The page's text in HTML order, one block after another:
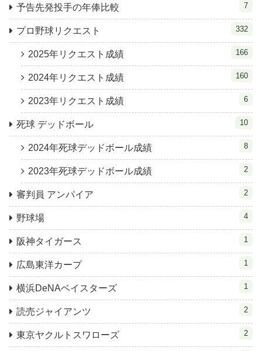
予告先発投手の年俸比較 7
プロ野球リクエスト 332
2025年リクエスト成績 166
2024年リクエスト成績 160
2023年リクエスト成績 6
死球 デッドボール 10
2024年死球デッドボール成績 8
2023年死球デッドボール成績 2
審判員 アンパイア 2
野球場 4
阪神タイガース 1
広島東洋カープ 1
横浜DeNAベイスターズ 1
読売ジャイアンツ 2
東京ヤクルトスワローズ 2